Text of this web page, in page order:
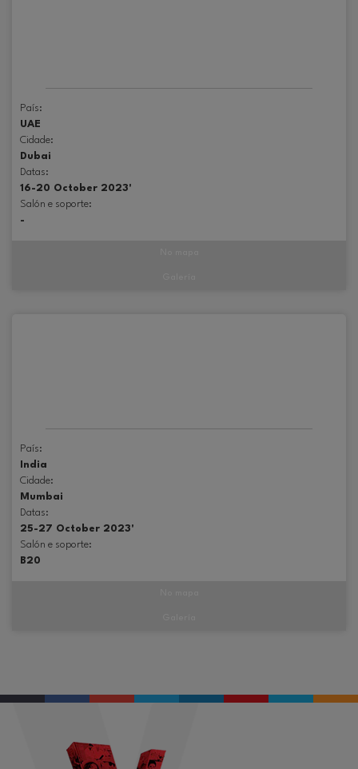
País:
UAE
Cidade:
Dubai
Datas:
16-20 October 2023'
Salón e soporte:
-
País:
India
Cidade:
Mumbai
Datas:
25-27 October 2023'
Salón e soporte:
B20